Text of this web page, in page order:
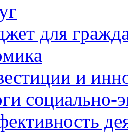
для
и
социально-